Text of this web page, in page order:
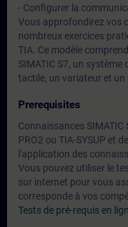
- Configurer la
Vous approfondirez vos
nombreux exercices
TIA. Ce modèle
SIMATIC S7, un système
tactile, un variateur et un
Prerequisites
Connaissances
PRO2 ou TIA-SYSUP et
l'application des
Vous pouvez utiliser le
sur internet pour vous
corresponde à vos
Tests de pré-requis en